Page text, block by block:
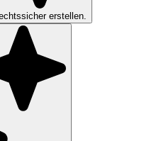
erstellen.